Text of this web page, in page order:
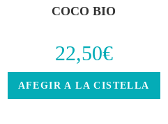
COCO BIO
22,50€
AFEGIR A LA CISTELLA